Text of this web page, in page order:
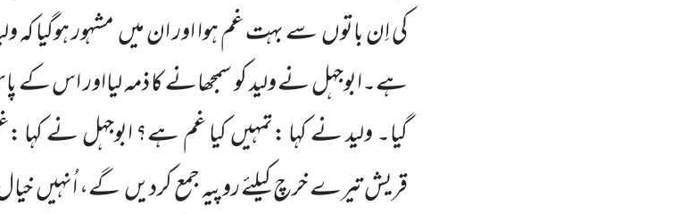
کی اِن باتوں سے بہت غم ہوا اور ان میں مشہور ہوگیا کہ
ہے۔ابوجہل نے ولید کو سمجھانے کا ذمہ لیااور اس کے
گیا۔ ولید نے کہا :تمہیں کیا غم ہے؟ ابوجہل نے کہا
قریش تیرے خرچ کیلئے روپیہ جمع کردیں گے، اُنہیں